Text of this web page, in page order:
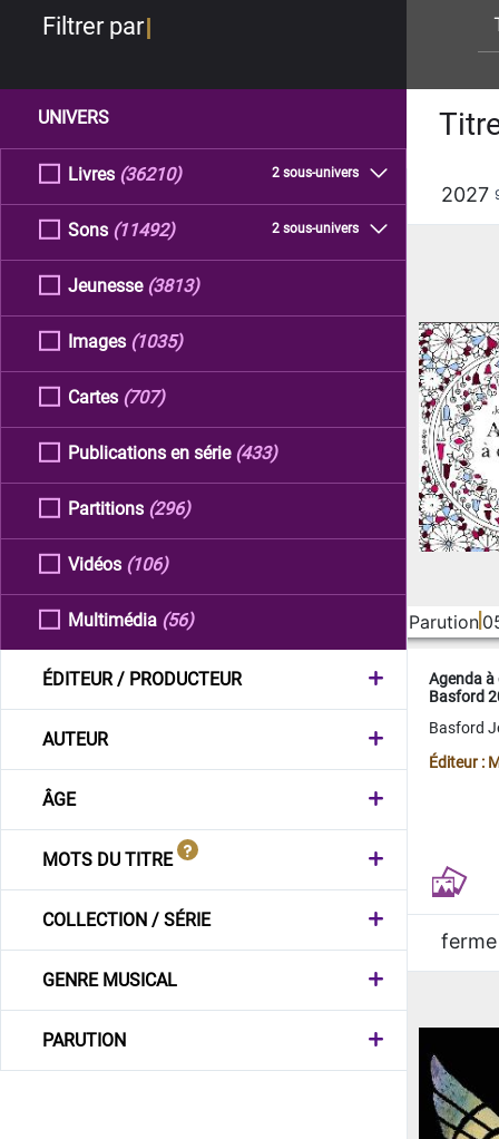
Filtrer par
UNIVERS
Livres 2 sous-univers
(36210)
Sons 2 sous-univers
(11492)
Jeunesse (3813)
Images (1035)
Cartes (707)
Publications en série (433)
Partitions (296)
Vidéos (106)
Multimédia (56)
ÉDITEUR / PRODUCTEUR
AUTEUR
ÂGE
MOTS DU TITRE
COLLECTION / SÉRIE
GENRE MUSICAL
PARUTION
2027
Parution
Agenda
Basford
Basford
Éditeur :
ferme